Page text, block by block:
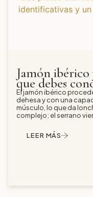
Jamón ibérico
que debes
El jamón ibérico
dehesa y con una
músculo, lo que da
complejo; el serrano
perfil más magro, firme
más largas y se
LEER MÁS